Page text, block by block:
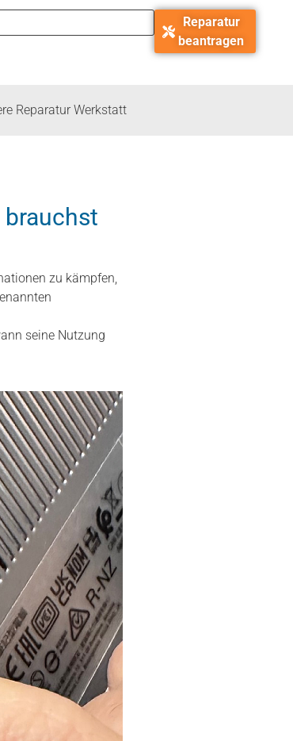
Reparatur
beantragen
Reparatur Werkstatt
brauchst
zu kämpfen,
seine Nutzung